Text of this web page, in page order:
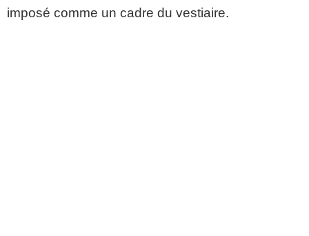
imposé comme un cadre du vestiaire.